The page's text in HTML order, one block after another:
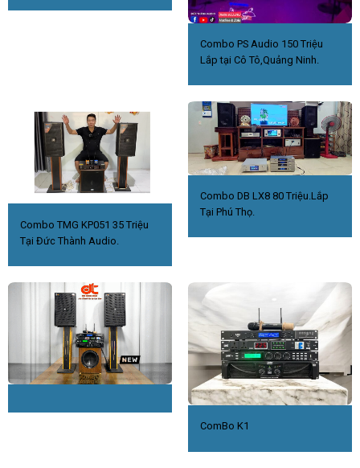
Combo PS Audio 150 Triệu
Lắp tại Cô Tô,Quảng Ninh.
Combo TMG KP051 35 Triệu
Tại Đức Thành Audio.
Combo DB LX8 80 Triệu.Lắp
Tại Phú Thọ.
ComBo K1